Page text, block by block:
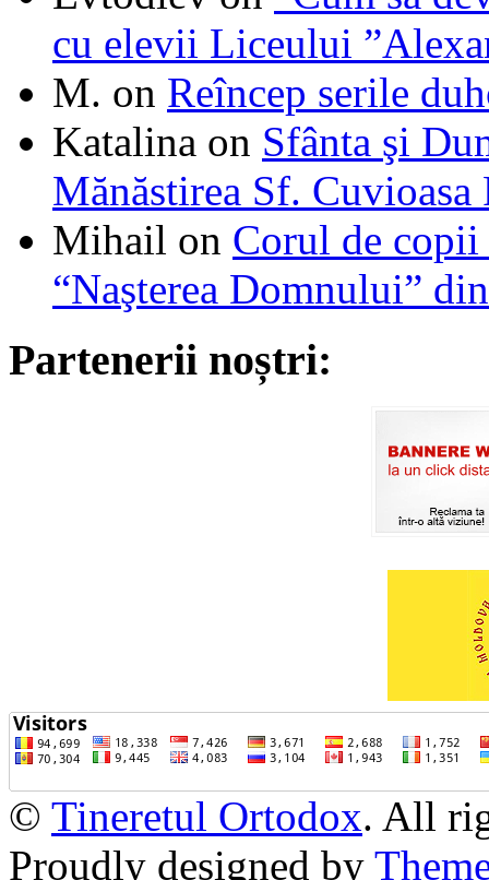
cu elevii Liceului
M. on Reîncep serile
Katalina on Sfânta şi
Mănăstirea Sf. Cuvioasa
Mihail on Corul de
“Naşterea Domnului”
Partenerii noștri:
© Tineretul Ortodox. All
Proudly designed by